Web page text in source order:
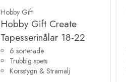
Hobby Gift
Hobby Gift Create
Tapesserinålar 18-22
6 sorterade
Trubbig spets
Korsstygn & Stramalj